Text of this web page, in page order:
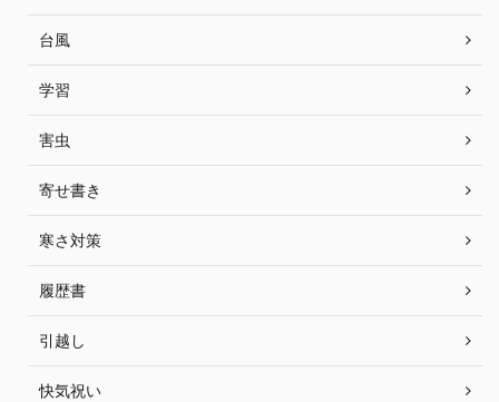
台風
学習
害虫
寄せ書き
寒さ対策
履歴書
引越し
快気祝い